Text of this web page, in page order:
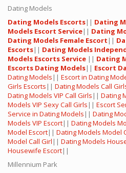
Dating Models
Dating Models Escorts|| Dating
Models Escort Service|| Dating
Dating Models Female Escort ||
Escorts|| Dating Models
Models Escorts Service || Dating
Escorts Dating Models|| Escort
Dating Models || Escort in Dating
Girls Escorts || Dating Models Call
Dating Models VIP Call Girls || Dating
Models VIP Sexy Call Girls || Escort
Service in Dating Models || Dating
Models VIP Escort|| Dating Models
Model Escort|| Dating Models Model
Model Call Girl || Dating Models
Housewife Escort||
Millennium Park